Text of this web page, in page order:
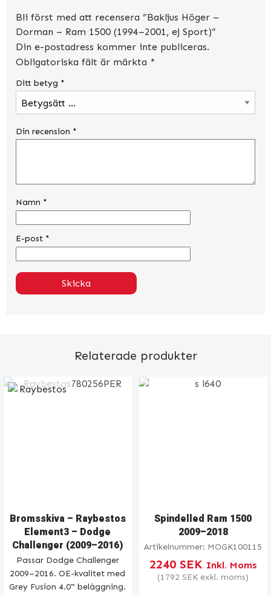
Bli först med att recensera ”Bakljus Höger –
Dorman – Ram 1500 (1994–2001, ej Sport)”
Din e-postadress kommer inte publiceras.
Obligatoriska fält är märkta *
Ditt betyg *
Din recension *
Namn *
E-post *
Relaterade produkter
Bromsskiva – Raybestos
Element3 – Dodge
Challenger (2009–2016)
Passar Dodge Challenger
2009–2016. OE-kvalitet med
Grey Fusion 4.0™ beläggning.
Spindelled Ram 1500
2009–2018
Artikelnummer: MOGK100115
2240 SEK Inkl. Moms
(1792 SEK exkl. moms)